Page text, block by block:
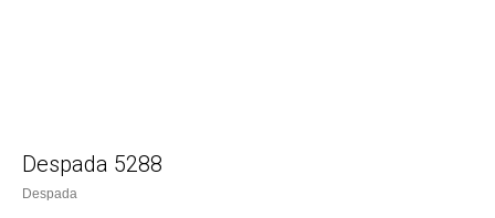
Despada 5288
Despada